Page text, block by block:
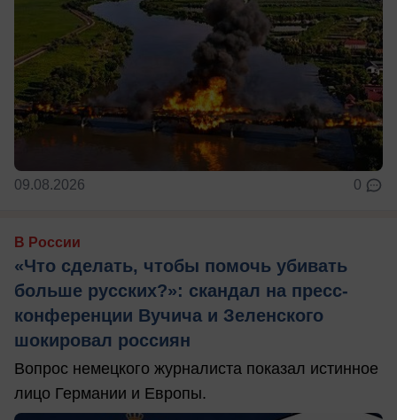
09.08.2026 0
В России
«Что сделать, чтобы помочь убивать
больше русских?»: скандал на пресс-
конференции Вучича и Зеленского
шокировал россиян
Вопрос немецкого журналиста показал истинное
лицо Германии и Европы.